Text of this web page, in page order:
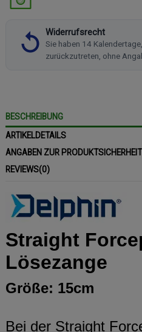
Widerrufsrecht
Sie haben 14
zurückzutreten, ohne
BESCHREIBUNG
ARTIKELDETAILS
ANGABEN ZUR PRODUKTSICHERHEIT
REVIEWS(0)
Straight
Lösezange
Größe: 15cm
Bei der Straight